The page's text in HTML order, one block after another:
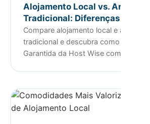
Alojamento Local vs.
Tradicional: Diferenças
Compare alojamento local e
tradicional e descubra como a
Garantida da Host Wise combina o